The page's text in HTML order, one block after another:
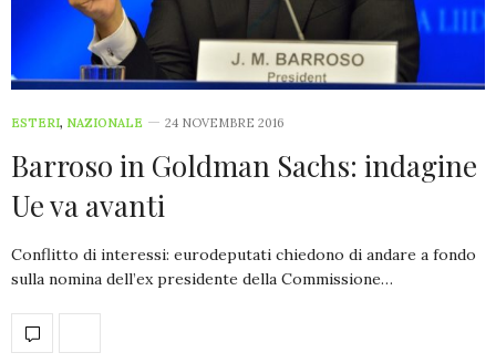
ESTERI, NAZIONALE 24 NOVEMBRE 2016
Barroso in Goldman Sachs: indagine
Ue va avanti
Conflitto di interessi: eurodeputati chiedono di andare a fondo
sulla nomina dell’ex presidente della Commissione…